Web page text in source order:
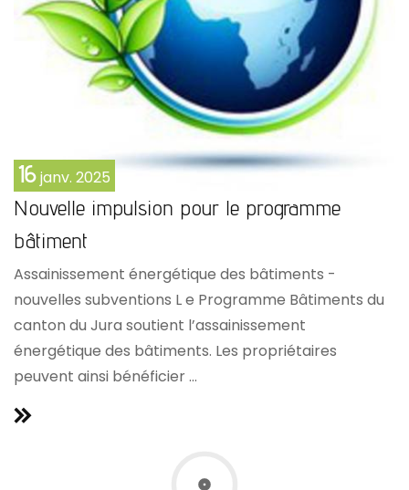
16janv. 2025
Nouvelle impulsion pour le programme
bâtiment
Assainissement énergétique des bâtiments -
nouvelles subventions L e Programme Bâtiments du
canton du Jura soutient l’assainissement
énergétique des bâtiments. Les propriétaires
peuvent ainsi bénéficier ...